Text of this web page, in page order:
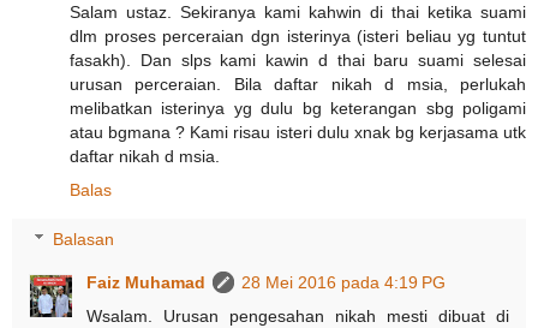
Salam ustaz. Sekiranya kami kahwin di thai ketika suami
dlm proses perceraian dgn isterinya (isteri beliau yg tuntut
fasakh). Dan slps kami kawin d thai baru suami selesai
urusan perceraian. Bila daftar nikah d msia, perlukah
melibatkan isterinya yg dulu bg keterangan sbg poligami
atau bgmana ? Kami risau isteri dulu xnak bg kerjasama utk
daftar nikah d msia.
Balas
Balasan
Faiz Muhamad
28 Mei 2016 pada 4:19 PG
Wsalam. Urusan pengesahan nikah mesti dibuat di